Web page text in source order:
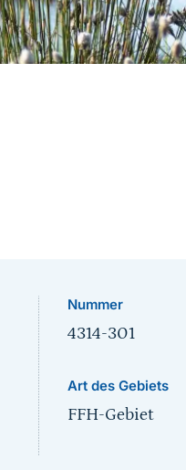
Nummer
4314-301
Art des Gebiets
FFH-Gebiet